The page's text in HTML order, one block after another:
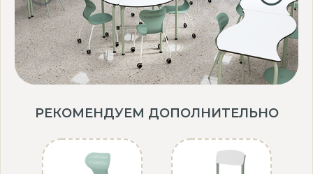
РЕКОМЕНДУЕМ ДОПОЛНИТЕЛЬНО